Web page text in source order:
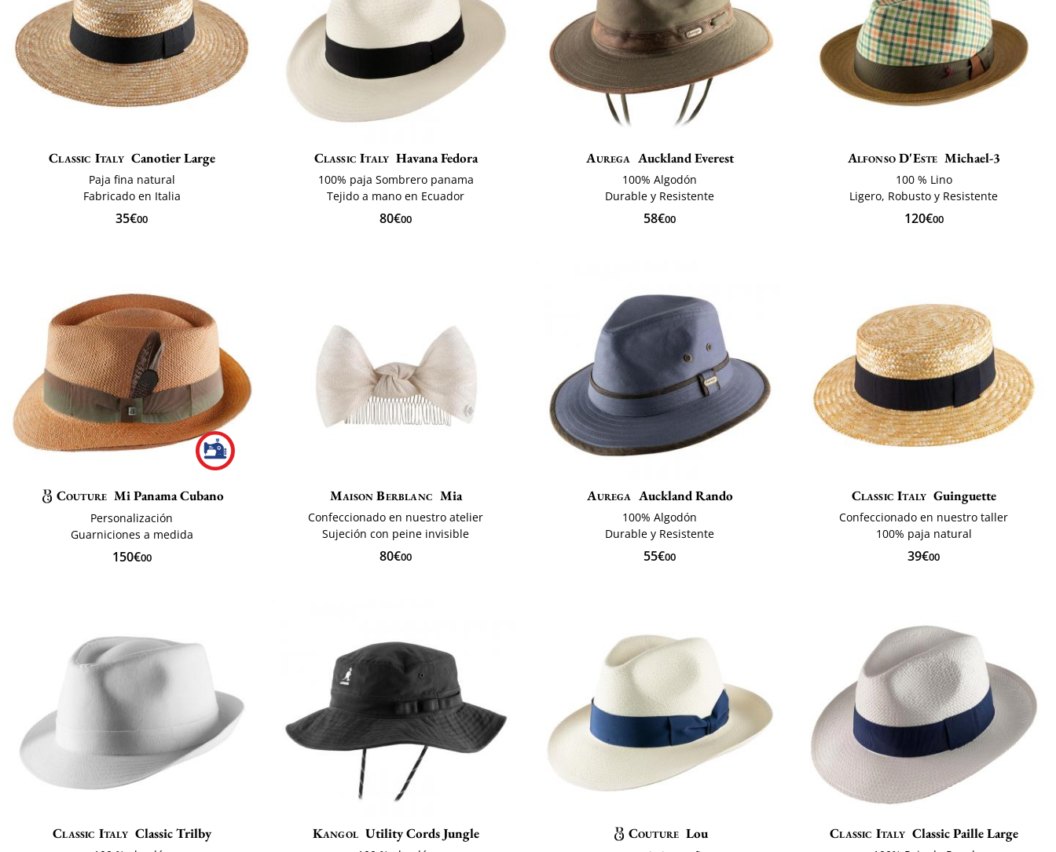
Classic Italy Canotier Large
Paja fina natural
Fabricado en Italia
35€00
Classic Italy Havana Fedora
100% paja Sombrero panama
Tejido a mano en Ecuador
80€00
Aurega Auckland Everest
100% Algodón
Durable y Resistente
58€00
Alfonso D'Este Michael-3
100 % Lino
Ligero, Robusto y Resistente
120€00
Couture Mi Panama Cubano
Personalización
Guarniciones a medida
150€00
Maison Berblanc Mia
Confeccionado en nuestro atelier
Sujeción con peine invisible
80€00
Aurega Auckland Rando
100% Algodón
Durable y Resistente
55€00
Classic Italy Guinguette
Confeccionado en nuestro taller
100% paja natural
39€00
Classic Italy Classic Trilby Kangol Utility Cords Jungle Couture Lou Classic Italy Classic Paille Large